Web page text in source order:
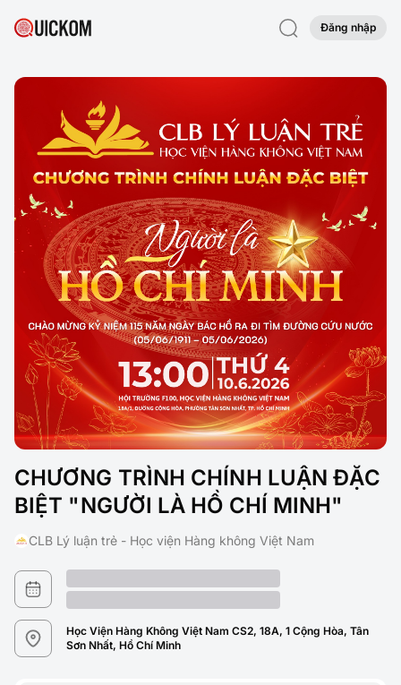
Đăng nhập
CHƯƠNG TRÌNH CHÍNH LUẬN ĐẶC
BIỆT "NGƯỜI LÀ HỒ CHÍ MINH"
CLB Lý luận trẻ - Học viện Hàng không Việt Nam
Học Viện Hàng Không Việt Nam CS2, 18A, 1 Cộng Hòa, Tân
Sơn Nhất, Hồ Chí Minh